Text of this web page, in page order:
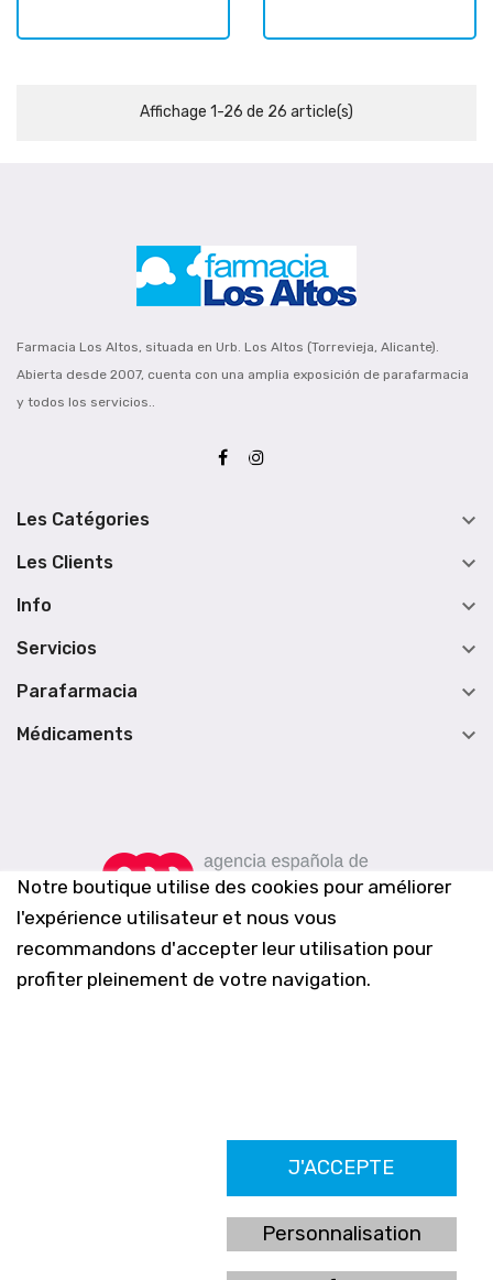
Notre boutique utilise des cookies pour améliorer
l'expérience utilisateur et nous vous
recommandons d'accepter leur utilisation pour
profiter pleinement de votre navigation.
J'ACCEPTE
Personnalisation
Affichage 1-26 de 26 article(s)
Farmacia Los Altos, situada en Urb. Los Altos (Torrevieja, Alicante).
Abierta desde 2007, cuenta con una amplia exposición de parafarmacia
y todos los servicios..
Les Catégories 
Les Clients 
Info 
Servicios 
Parafarmacia 
Médicaments 
Farmacia Los Altos nº756
Ldo. Alfredo Aparicio Grau 22555408K
N. Col. Colegio Oficial de Farmacéuticos de Alicante 4327
Nº de autorización A-790-F
C/ Moncayo, 97 (Vistalmar) Urb. Los Altos
03185 Torrevieja, Alicante (España)